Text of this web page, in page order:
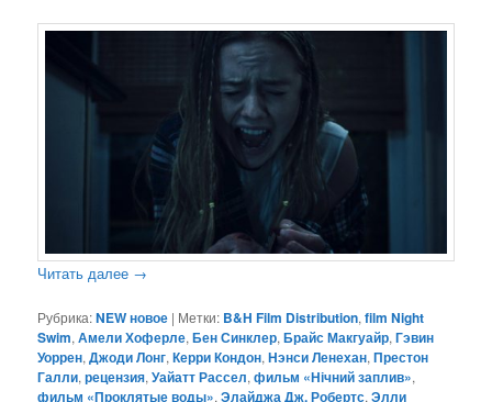
Читать далее →
Рубрика:NEW новое | Метки: B&H Film Distribution,film Night
Swim,Амели Хоферле,Бен Синклер,Брайс Макгуайр,Гэвин
Уоррен,Джоди Лонг,Керри Кондон,Нэнси Ленехан,Престон
Галли,рецензия,Уайатт Рассел,фильм «Нічний заплив»,
фильм «Проклятые воды»,Элайджа Дж. Робертс,Элли